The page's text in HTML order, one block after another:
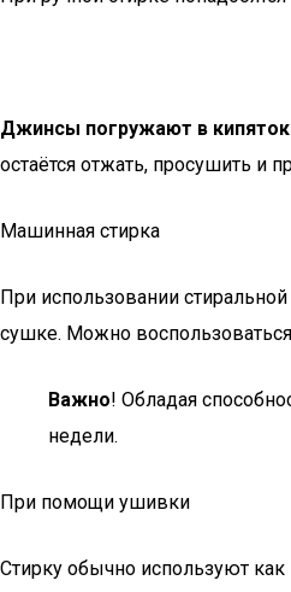
Джинсы погружают в
остаётся отжать, просушить и
Машинная стирка
При использовании
сушке. Можно воспользоваться
Важно! Обладая
недели.
При помощи ушивки
Стирку обычно используют